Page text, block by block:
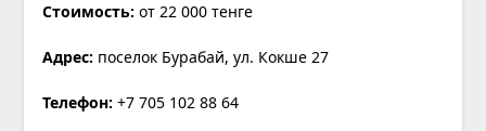
Стоимость: от 22 000 тенге
Адрес: поселок Бурабай, ул. Кокше 27
Телефон: +7 705 102 88 64